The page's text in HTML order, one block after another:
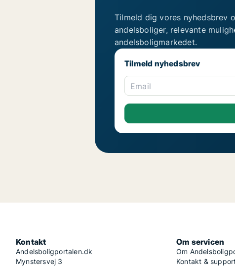
Tilmeld dig vores nyhedsbrev
andelsboliger, relevante
andelsboligmarkedet.
Tilmeld nyhedsbrev
Email
Kontakt
Andelsboligportalen.dk
Mynstersvej 3
Om servicen
Om
Kontakt &